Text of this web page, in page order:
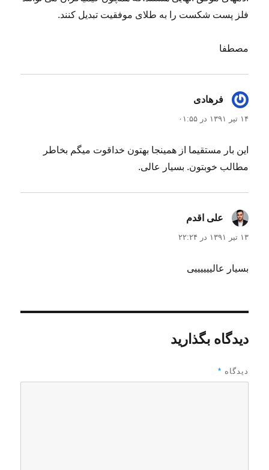
فلز پست شکست را به طلای موفقیت تبدیل کنند.
مصطفا
فرهادی
۱۴ تیر ۱۳۹۱ در ۰۱:۵۵
این بار مستقیما از همینجا بهتون خداقوت میگم بخاطر
مطالب خوبتون. بسیار عالی.
علی اقدم
۱۳ تیر ۱۳۹۱ در ۲۲:۲۴
بسیار عالییییییی
دیدگاه بگذارید
دیدگاه *